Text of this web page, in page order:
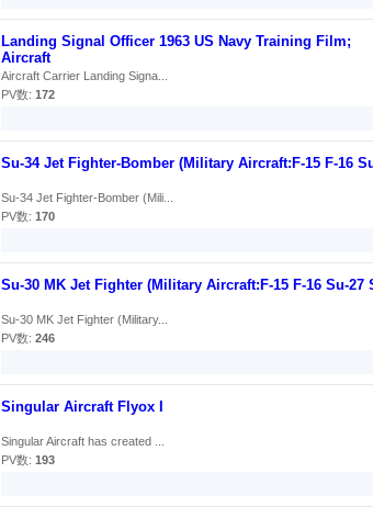
Landing Signal Officer 1963 US Navy Training Film;
Aircraft
Aircraft Carrier Landing Signa...
PV数: 172
Su-34 Jet Fighter-Bomber (Military Aircraft:F-15 F-16
Su-34 Jet Fighter-Bomber (Mili...
PV数: 170
Su-30 MK Jet Fighter (Military Aircraft:F-15 F-16 Su-27
Su-30 MK Jet Fighter (Military...
PV数: 246
Singular Aircraft Flyox I
Singular Aircraft has created ...
PV数: 193